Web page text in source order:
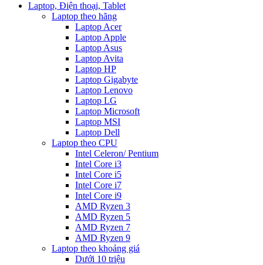
Laptop, Điện thoại, Tablet
Laptop theo hãng
Laptop Acer
Laptop Apple
Laptop Asus
Laptop Avita
Laptop HP
Laptop Gigabyte
Laptop Lenovo
Laptop LG
Laptop Microsoft
Laptop MSI
Laptop Dell
Laptop theo CPU
Intel Celeron/ Pentium
Intel Core i3
Intel Core i5
Intel Core i7
Intel Core i9
AMD Ryzen 3
AMD Ryzen 5
AMD Ryzen 7
AMD Ryzen 9
Laptop theo khoảng giá
Dưới 10 triệu